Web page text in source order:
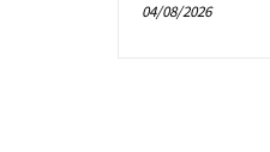
04/08/2026